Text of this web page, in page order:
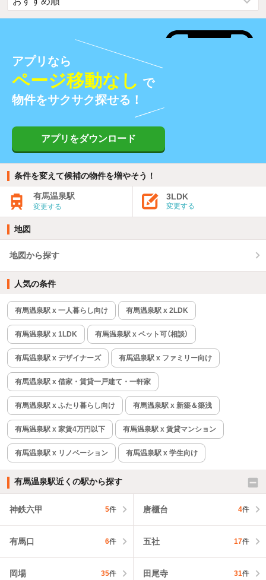
アプリなら
ページ移動なし で
物件をサクサク探せる！
アプリをダウンロード
条件を変えて候補の物件を増やそう！
有馬温泉駅
変更する
3LDK
変更する
地図
地図から探す
人気の条件
有馬温泉駅 x 一人暮らし向け 有馬温泉駅 x 2LDK
有馬温泉駅 x 1LDK 有馬温泉駅 x ペット可（相談）
有馬温泉駅 x デザイナーズ 有馬温泉駅 x ファミリー向け
有馬温泉駅 x 借家・賃貸一戸建て・一軒家
有馬温泉駅 x ふたり暮らし向け 有馬温泉駅 x 新築＆築浅
有馬温泉駅 x 家賃4万円以下 有馬温泉駅 x 賃貸マンション
有馬温泉駅 x リノベーション 有馬温泉駅 x 学生向け
有馬温泉駅近くの駅から探す
神鉄六甲 5件 唐櫃台 4件
有馬口 6件 五社 17件
岡場 35件 田尾寺 31件